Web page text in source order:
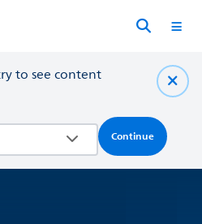
to see content
Continue